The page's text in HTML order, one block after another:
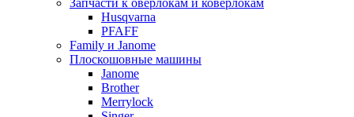
Запчасти к оверлокам и коверлокам
Husqvarna
PFAFF
Family и Janome
Плоскошовные машины
Janome
Brother
Merrylock